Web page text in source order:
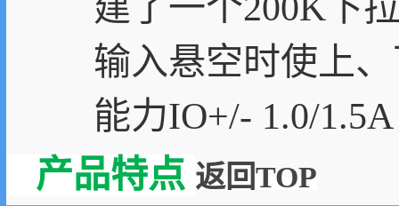
输入悬空时使上
能力IO+/- 1.0/
产品特点 返回TOP